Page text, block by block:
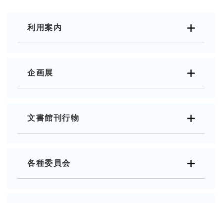
利用案内
企画展
文書館刊行物
各種委員会